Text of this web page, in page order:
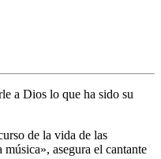
a Dios lo que ha sido su
de la vida de las
asegura el cantante